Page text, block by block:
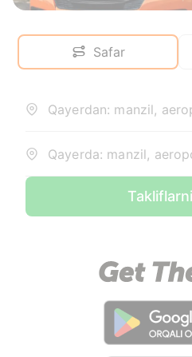
Safar
Qayerdan: manzil,
Qayerda: manzil,